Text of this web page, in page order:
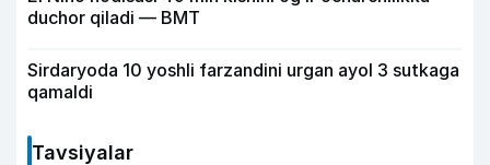
duchor qiladi — BMT
Sirdaryoda 10 yoshli farzandini urgan ayol 3 sutkaga
qamaldi
Tavsiyalar